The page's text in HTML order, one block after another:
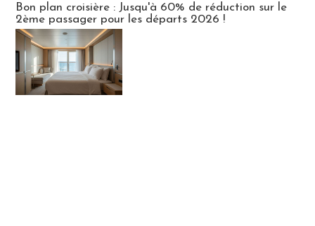
Bon plan croisière : Jusqu'à 60% de réduction sur le
2ème passager pour les départs 2026 !